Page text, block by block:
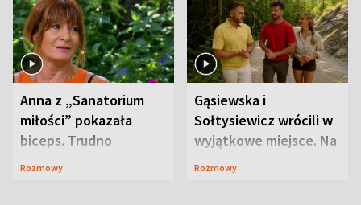
Anna z „Sanatorium
miłości” pokazała
biceps. Trudno
uwierzyć, co przeszła
Rozmowy
Gąsiewska i
Sołtysiewicz wrócili w
wyjątkowe miejsce. Na
szlaku czekał
Rozmowy